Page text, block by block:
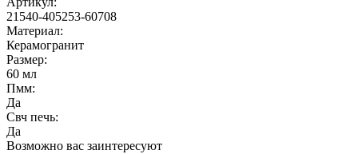
21540-405253-60708
Материал:
Керамогранит
Размер:
60 мл
Пмм:
Да
Свч печь:
Да
Возможно вас заинтересуют